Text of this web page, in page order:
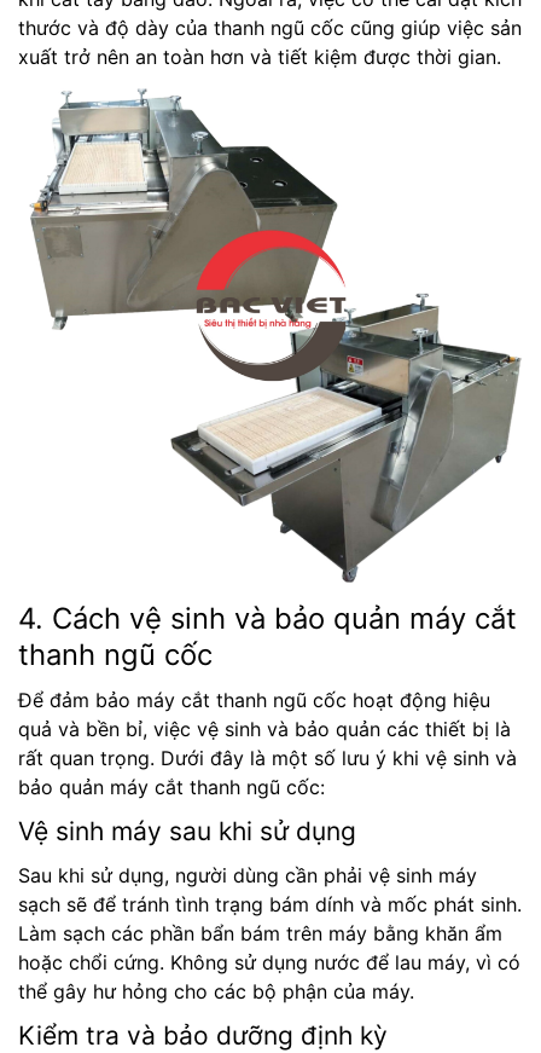
thước và độ dày của thanh ngũ cốc cũng giúp việc sản
xuất trở nên an toàn hơn và tiết kiệm được thời gian.
4. Cách vệ sinh và bảo quản máy cắt
thanh ngũ cốc
Để đảm bảo máy cắt thanh ngũ cốc hoạt động hiệu
quả và bền bỉ, việc vệ sinh và bảo quản các thiết bị là
rất quan trọng. Dưới đây là một số lưu ý khi vệ sinh và
bảo quản máy cắt thanh ngũ cốc:
Vệ sinh máy sau khi sử dụng
Sau khi sử dụng, người dùng cần phải vệ sinh máy
sạch sẽ để tránh tình trạng bám dính và mốc phát sinh.
Làm sạch các phần bẩn bám trên máy bằng khăn ẩm
hoặc chổi cứng. Không sử dụng nước để lau máy, vì có
thể gây hư hỏng cho các bộ phận của máy.
Kiểm tra và bảo dưỡng định kỳ